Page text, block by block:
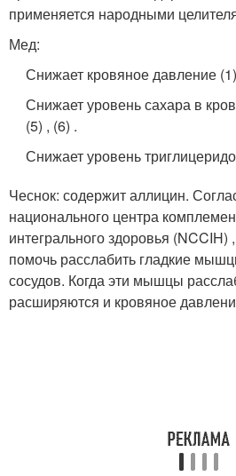
применяется народными
Мед:
Снижает кровяное давление
Снижает уровень сахара в
(5) , (6) .
Снижает уровень
Чеснок: содержит аллицин.
национального центра
интегрального здоровья
помочь расслабить гладкие
сосудов. Когда эти мышцы
расширяются и кровяное